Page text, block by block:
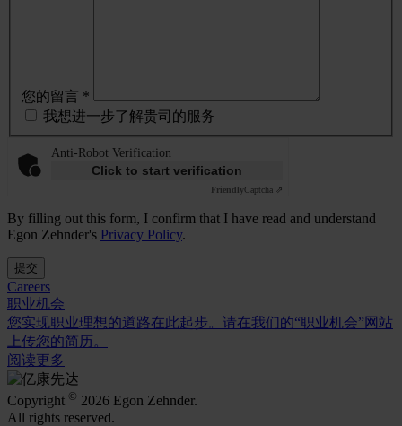
您的留言 *
我想进一步了解贵司的服务
Anti-Robot Verification
Click to start verification
FriendlyCaptcha ⇗
By filling out this form, I confirm that I have read and understand
Egon Zehnder's Privacy Policy.
提交
Careers
职业机会
您实现职业理想的道路在此起步。请在我们的“职业机会”网站
上传您的简历。
阅读更多
Copyright © 2026 Egon Zehnder.
All rights reserved.